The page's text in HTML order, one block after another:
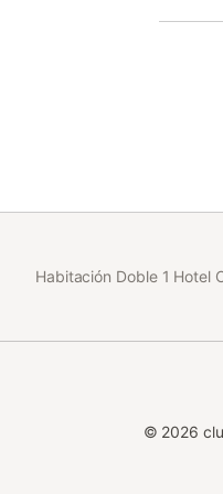
Habitación Doble 1 Hotel
© 2026